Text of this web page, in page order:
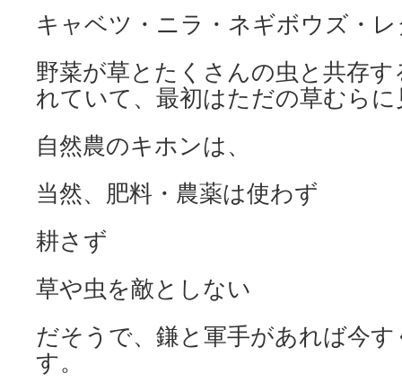
キャベツ・ニラ・ネギボウズ・
野菜が草とたくさんの虫と共存
れていて、最初はただの草むら
自然農のキホンは、
当然、肥料・農薬は使わず
耕さず
草や虫を敵としない
だそうで、鎌と軍手があれば今
す。